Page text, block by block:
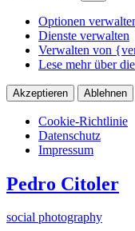
Optionen
Dienste verwalten
Verwalten von
Lese mehr über
Akzeptieren Ablehnen
Cookie-Richtlinie
Datenschutz
Impressum
Zum
Inhalt
Pedro Citoler
social photography